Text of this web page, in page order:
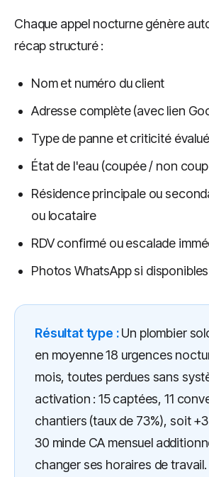
Chaque appel nocturne génère
récap structuré :
Nom et numéro du client
Adresse complète (avec lien
Type de panne et criticité
État de l'eau (coupée / non
Résidence principale ou
ou locataire
RDV confirmé ou escalade
Photos WhatsApp si
Résultat type :Un plombier
en moyenne 18 urgences
mois, toutes perdues sans
activation : 15 captées, 11
chantiers (taux de 73%), soit
30 minde CA mensuel
changer ses horaires de travail.